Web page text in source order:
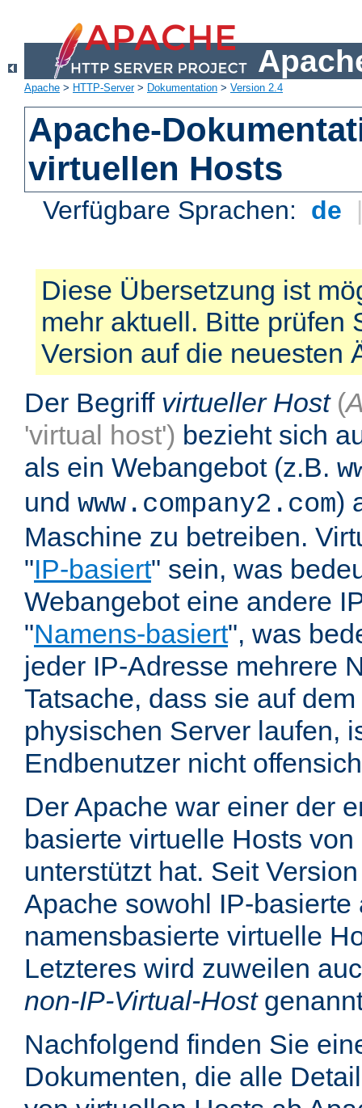
Apache > HTTP-Server> Dokumentation > Version 2.4
Apache-
virtuellen Hosts
Verfügbare Sprachen: de
Diese Übersetzung ist
mehr aktuell. Bitte prüfen
Version auf die neuesten
Der Begriff virtueller Host (
'virtual host') bezieht sich
als ein Webangebot (z.B.
und www.company2.com)
Maschine zu betreiben.
"IP-basiert" sein, was
Webangebot eine andere
"Namens-basiert", was
jeder IP-Adresse mehrere
Tatsache, dass sie auf
physischen Server laufen,
Endbenutzer nicht
Der Apache war einer der
basierte virtuelle Hosts
unterstützt hat. Seit
Apache sowohl IP-basierte
namensbasierte virtuelle
Letzteres wird zuweilen
non-IP-Virtual-Host
Nachfolgend finden Sie
Dokumenten, die alle